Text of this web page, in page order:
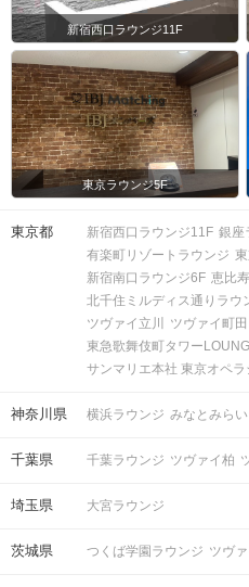
新宿西口ラウンジ11F
東京ラウンジ5F
東京都 新宿西口ラウンジ11F 銀座
有楽町リゾートラウンジ
新宿南口ラウンジ6F 恵比
北千住ミルディス通りラウ
ツヴァイ立川
ツヴァイ町田
東急歌舞伎町タワー
サンマリエ本社 東京オペ
神奈川県 横浜ラウンジ みなとみら
千葉県 千葉ラウンジ ツヴァイ柏
埼玉県 大宮ラウンジ
茨城県 つくば学園ラウンジ ツヴ